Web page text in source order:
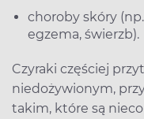
choroby skóry
egzema, świerzb).
Czyraki częściej
niedożywionym,
takim, które są